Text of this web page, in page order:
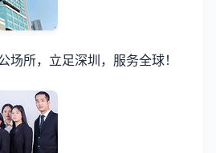
场所，立足深圳，服务全球！